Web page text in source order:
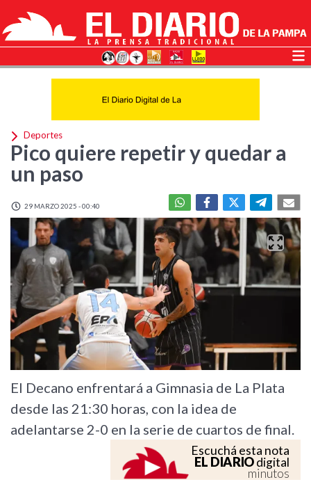
Deportes
Pico quiere repetir y quedar a
un paso
29 MARZO 2025 - 00:40
El Decano enfrentará a Gimnasia de La Plata
desde las 21:30 horas, con la idea de
adelantarse 2-0 en la serie de cuartos de final.
Escuchá esta nota
EL DIARIOdigital
minutos